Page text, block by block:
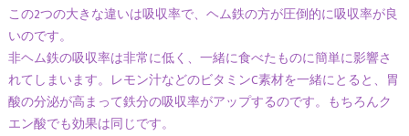
この2つの大きな違いは吸収率で、ヘム鉄の方が圧倒的に吸収率が良
いのです。
非ヘム鉄の吸収率は非常に低く、一緒に食べたものに簡単に影響さ
れてしまいます。レモン汁などのビタミンC素材を一緒にとると、胃
酸の分泌が高まって鉄分の吸収率がアップするのです。もちろんク
エン酸でも効果は同じです。